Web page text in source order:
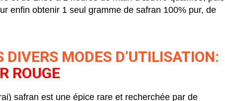
enfin obtenir 1 seul gramme de safran 100% pur, de
DIVERS MODES D’UTILISATION:
ROUGE
safran est une épice rare et recherchée par de